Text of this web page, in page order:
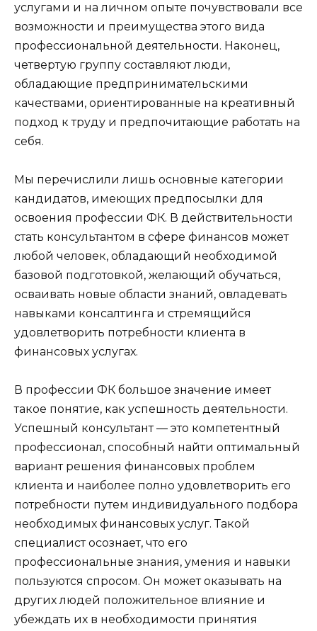
услугами и на личном опыте почувствовали все
возможности и преимущества этого вида
профессиональной деятельности. Наконец,
четвертую группу составляют люди,
обладающие предпринимательскими
качествами, ориентированные на креативный
подход к труду и предпочитающие работать на
себя.
Мы перечислили лишь основные категории
кандидатов, имеющих предпосылки для
освоения профессии ФК. В действительности
стать консультантом в сфере финансов может
любой человек, обладающий необходимой
базовой подготовкой, желающий обучаться,
осваивать новые области знаний, овладевать
навыками консалтинга и стремящийся
удовлетворить потребности клиента в
финансовых услугах.
В профессии ФК большое значение имеет
такое понятие, как успешность деятельности.
Успешный консультант — это компетентный
профессионал, способный найти оптимальный
вариант решения финансовых проблем
клиента и наиболее полно удовлетворить его
потребности путем индивидуального подбора
необходимых финансовых услуг. Такой
специалист осознает, что его
профессиональные знания, умения и навыки
пользуются спросом. Он может оказывать на
других людей положительное влияние и
убеждать их в необходимости принятия